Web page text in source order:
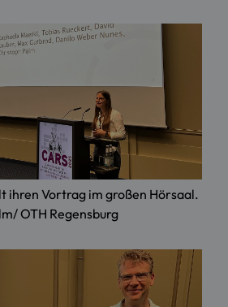
ihren Vortrag im großen Hörsaal.
OTH Regensburg